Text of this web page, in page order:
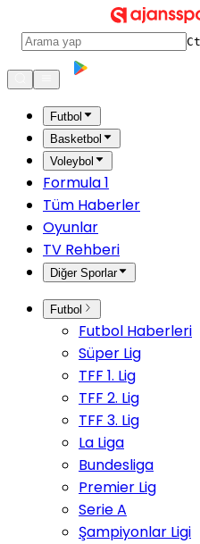
Futbol
Basketbol
Voleybol
Formula 1
Tüm Haberler
Oyunlar
TV Rehberi
Diğer Sporlar
Futbol
Futbol Haberleri
Süper Lig
TFF 1. Lig
TFF 2. Lig
TFF 3. Lig
La Liga
Bundesliga
Premier Lig
Serie A
Şampiyonlar Ligi